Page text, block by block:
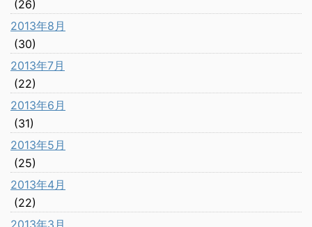
(26)
2013年8月
(30)
2013年7月
(22)
2013年6月
(31)
2013年5月
(25)
2013年4月
(22)
2013年3月